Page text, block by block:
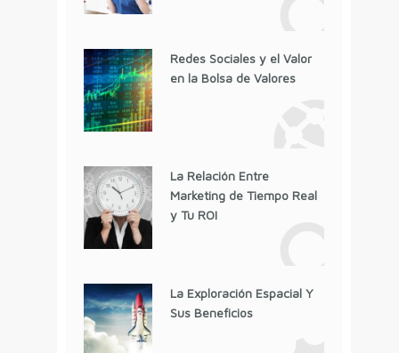
Redes Sociales y el Valor
en la Bolsa de Valores
La Relación Entre
Marketing de Tiempo Real
y Tu ROI
La Exploración Espacial Y
Sus Beneficios